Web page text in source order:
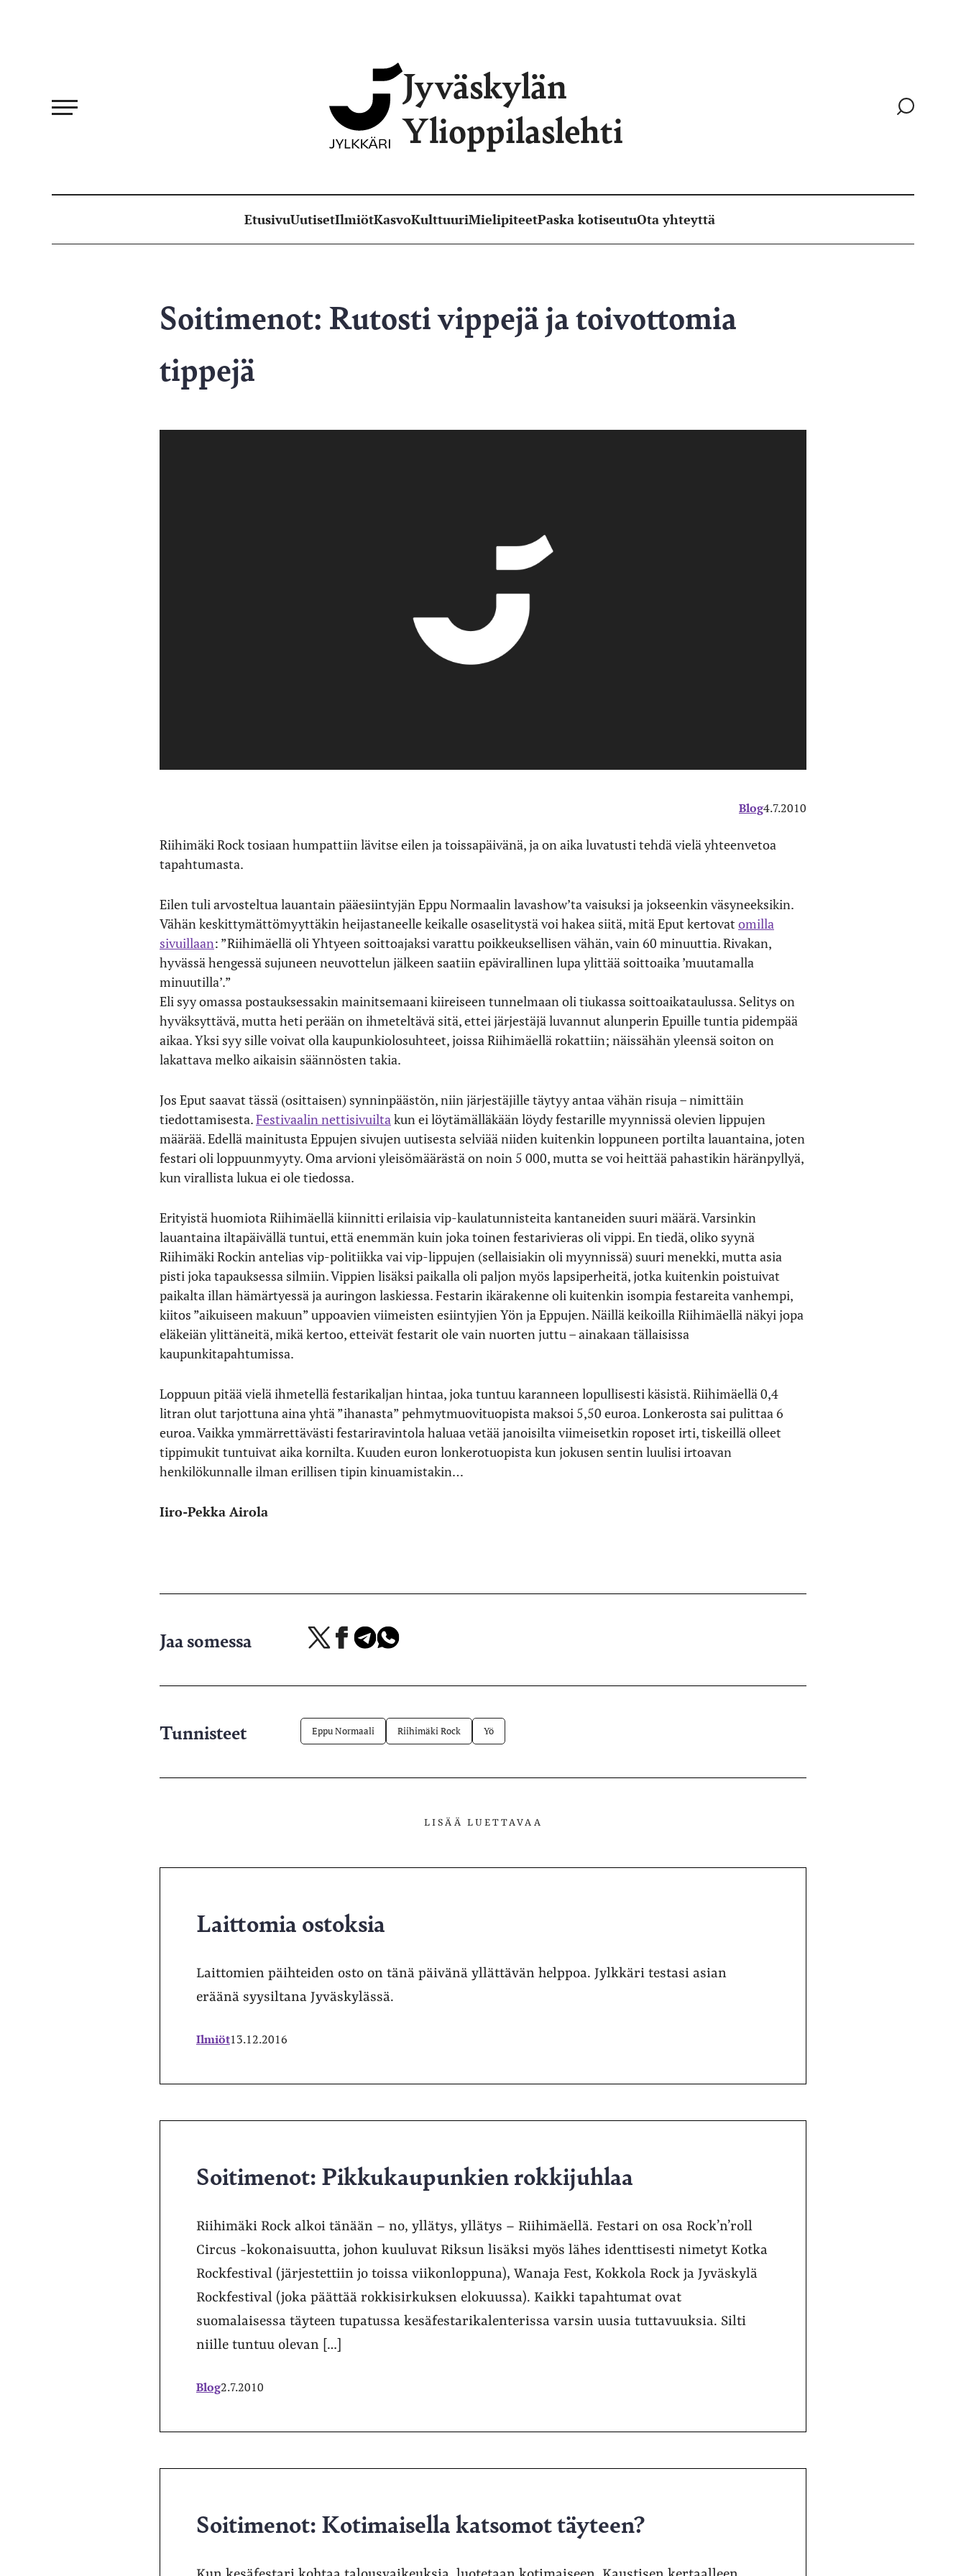
Jyväskylän
Ylioppilaslehti
Siirry
EtusivuUutisetIlmiötKasvoKulttuuriMielipiteetPaska kotiseutuOta yhteyttä
Soitimenot: Rutosti vippejä ja toivottomia
tippejä
Blog4.7.2010
Riihimäki Rock tosiaan humpattiin lävitse eilen ja toissapäivänä, ja on aika luvatusti tehdä vielä yhteenvetoa
tapahtumasta.
Eilen tuli arvosteltua lauantain pääesiintyjän Eppu Normaalin lavashow’ta vaisuksi ja jokseenkin väsyneeksikin.
Vähän keskittymättömyyttäkin heijastaneelle keikalle osaselitystä voi hakea siitä, mitä Eput kertovat omilla
sivuillaan: ”Riihimäellä oli Yhtyeen soittoajaksi varattu poikkeuksellisen vähän, vain 60 minuuttia. Rivakan,
hyvässä hengessä sujuneen neuvottelun jälkeen saatiin epävirallinen lupa ylittää soittoaika ’muutamalla
minuutilla’.”
Eli syy omassa postauksessakin mainitsemaani kiireiseen tunnelmaan oli tiukassa soittoaikataulussa. Selitys on
hyväksyttävä, mutta heti perään on ihmeteltävä sitä, ettei järjestäjä luvannut alunperin Epuille tuntia pidempää
aikaa. Yksi syy sille voivat olla kaupunkiolosuhteet, joissa Riihimäellä rokattiin; näissähän yleensä soiton on
lakattava melko aikaisin säännösten takia.
Jos Eput saavat tässä (osittaisen) synninpäästön, niin järjestäjille täytyy antaa vähän risuja – nimittäin
tiedottamisesta.Festivaalin nettisivuilta kun ei löytämälläkään löydy festarille myynnissä olevien lippujen
määrää. Edellä mainitusta Eppujen sivujen uutisesta selviää niiden kuitenkin loppuneen portilta lauantaina, joten
festari oli loppuunmyyty. Oma arvioni yleisömäärästä on noin 5 000, mutta se voi heittää pahastikin häränpyllyä,
kun virallista lukua ei ole tiedossa.
Erityistä huomiota Riihimäellä kiinnitti erilaisia vip-kaulatunnisteita kantaneiden suuri määrä. Varsinkin
lauantaina iltapäivällä tuntui, että enemmän kuin joka toinen festarivieras oli vippi. En tiedä, oliko syynä
Riihimäki Rockin antelias vip-politiikka vai vip-lippujen (sellaisiakin oli myynnissä) suuri menekki, mutta asia
pisti joka tapauksessa silmiin. Vippien lisäksi paikalla oli paljon myös lapsiperheitä, jotka kuitenkin poistuivat
paikalta illan hämärtyessä ja auringon laskiessa. Festarin ikärakenne oli kuitenkin isompia festareita vanhempi,
kiitos ”aikuiseen makuun” uppoavien viimeisten esiintyjien Yön ja Eppujen. Näillä keikoilla Riihimäellä näkyi jopa
eläkeiän ylittäneitä, mikä kertoo, etteivät festarit ole vain nuorten juttu – ainakaan tällaisissa
kaupunkitapahtumissa.
Loppuun pitää vielä ihmetellä festarikaljan hintaa, joka tuntuu karanneen lopullisesti käsistä. Riihimäellä 0,4
litran olut tarjottuna aina yhtä ”ihanasta” pehmytmuovituopista maksoi 5,50 euroa. Lonkerosta sai pulittaa 6
euroa. Vaikka ymmärrettävästi festariravintola haluaa vetää janoisilta viimeisetkin roposet irti, tiskeillä olleet
tippimukit tuntuivat aika kornilta. Kuuden euron lonkerotuopista kun jokusen sentin luulisi irtoavan
henkilökunnalle ilman erillisen tipin kinuamistakin…
Iiro-Pekka Airola
Jaa somessa
Jaa
palvelussa
Jaa Jaa Jaa
Tunnisteet Eppu Normaali Riihimäki Rock Yö
LISÄÄ LUETTAVAA
Laittomia ostoksia
Laittomien päihteiden osto on tänä päivänä yllättävän helppoa. Jylkkäri testasi asian
eräänä syysiltana Jyväskylässä.
Ilmiöt13.12.2016
Soitimenot: Pikkukaupunkien rokkijuhlaa
Riihimäki Rock alkoi tänään – no, yllätys, yllätys – Riihimäellä. Festari on osa Rock’n’roll
Circus -kokonaisuutta, johon kuuluvat Riksun lisäksi myös lähes identtisesti nimetyt Kotka
Rockfestival (järjestettiin jo toissa viikonloppuna), Wanaja Fest, Kokkola Rock ja Jyväskylä
Rockfestival (joka päättää rokkisirkuksen elokuussa). Kaikki tapahtumat ovat
suomalaisessa täyteen tupatussa kesäfestarikalenterissa varsin uusia tuttavuuksia. Silti
niille tuntuu olevan […]
Blog2.7.2010
Soitimenot: Kotimaisella katsomot täyteen?